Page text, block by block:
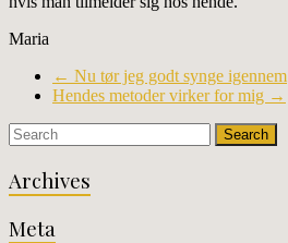
Maria
← Nu tør jeg godt synge igennem
Hendes metoder virker for mig →
Archives
Meta